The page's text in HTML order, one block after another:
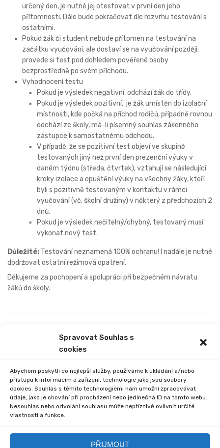
Spravovat Souhlas s
cookies
Abychom poskytli co nejlepší služby, používáme k ukládání a/nebo
přístupu k informacím o zařízení, technologie jako jsou soubory
cookies. Souhlas s těmito technologiemi nám umožní zpracovávat
údaje, jako je chování při procházení nebo jedinečná ID na tomto webu.
Nesouhlas nebo odvolání souhlasu může nepříznivě ovlivnit určité
vlastnosti a funkce.
PŘIJMOUT
určený den, je nutné jej otestovat v první den jeho
přítomnosti. Dále bude pokračovat dle rozvrhu testování s
ostatními.
Pokud žák či student nebude přítomen na testování na
začátku vyučování, ale dostaví se na vyučování později,
provede si test pod dohledem pověřené osoby
bezprostředně po svém příchodu.
Vyhodnocení testu
Pokud je výsledek negativní, odchází žák do třídy.
Pokud je výsledek pozitivní, je žák umístěn do izolační
místnosti, kde počká na příchod rodičů, případně rovnou
odchází ze školy, má-li písemný souhlas zákonného
zástupce k samostatnému odchodu.
V případě, že se pozitivní test objeví ve skupině
testovaných jiný než první den prezenční výuky v
daném týdnu (středa, čtvrtek), vztahují se následující
kroky izolace a opuštění výuky na všechny žáky, kteří
byli s pozitivně testovaným v kontaktu v rámci
vyučování (vč. školní družiny) v některý z předchozích 2
dnů.
Pokud je výsledek nečitelný/chybný, testovaný musí
vykonat nový test.
Důležité: Testování neznamená 100% ochranu! I nadále je nutné
dodržovat ostatní režimová opatření.
Děkujeme za pochopení a spolupráci při bezpečném návratu
žáků do školy.
NÁVRAT ŽÁKŮ 1. STUPNĚ
INFORMACE K OBNOVENÍ
Comments are closed.